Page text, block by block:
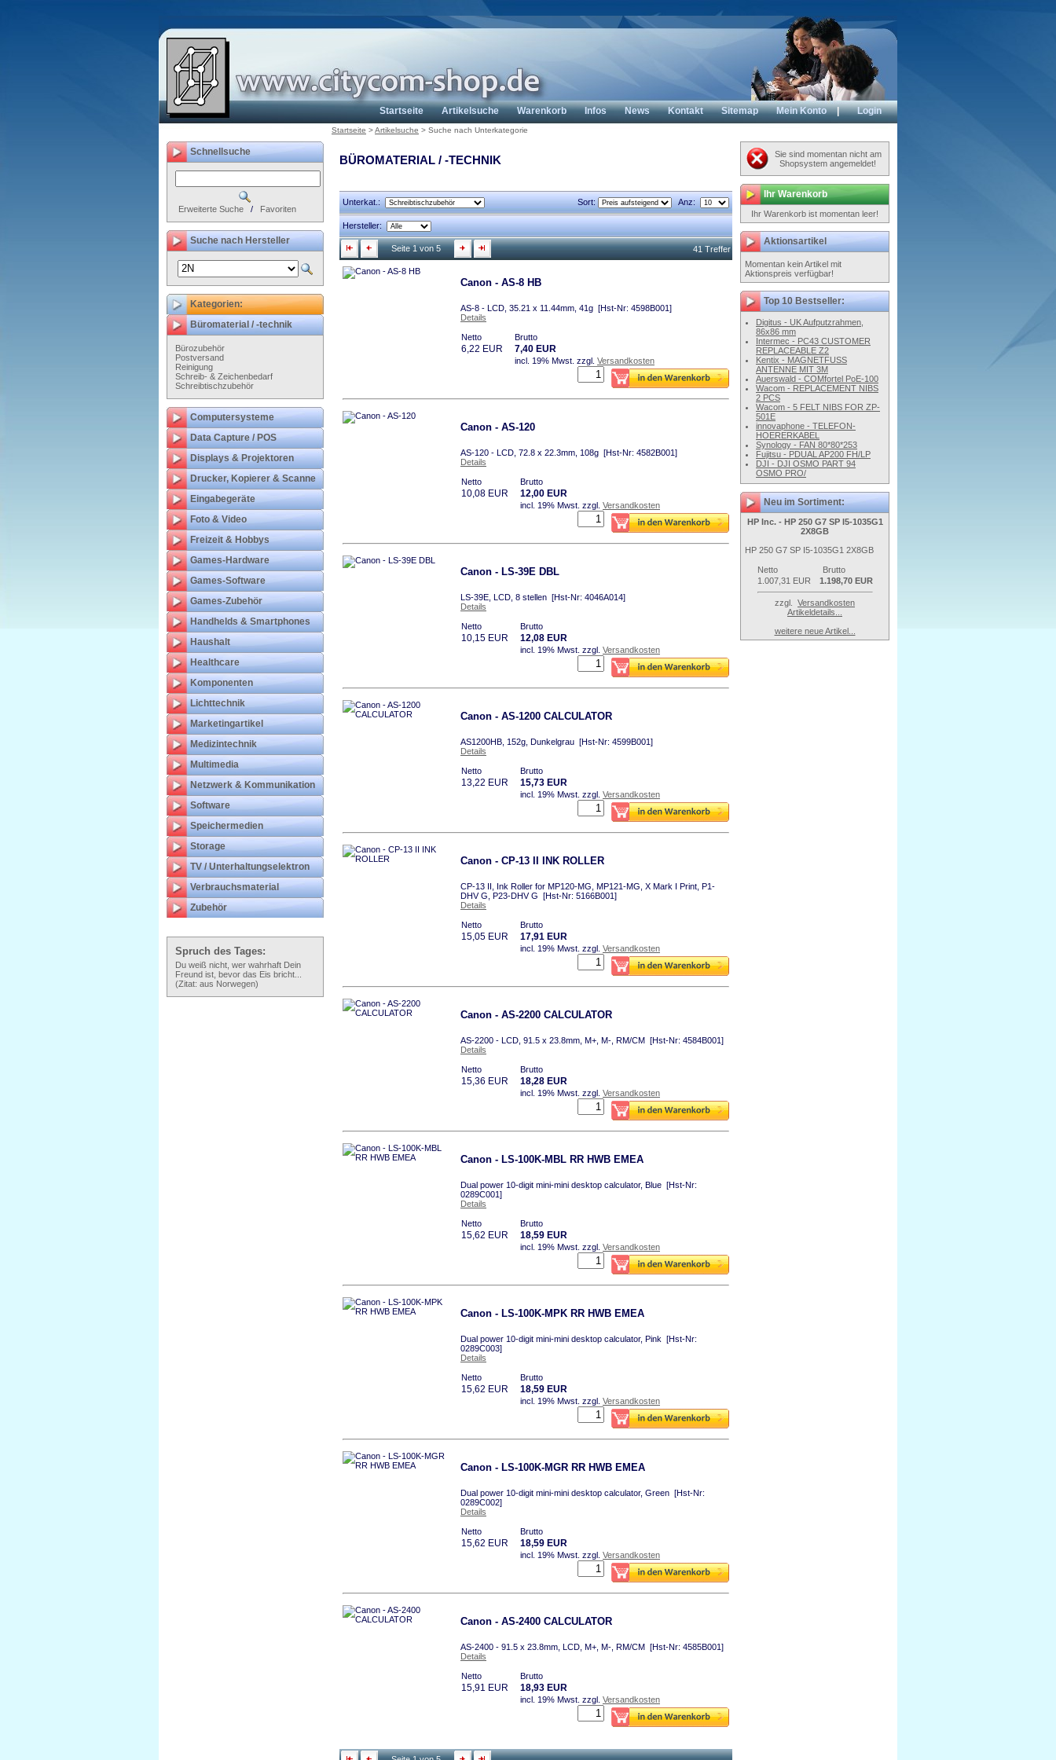
Startseite Artikelsuche Warenkorb Infos News Kontakt Sitemap Mein Konto | Login
Startseite >Artikelsuche > Suche nach Unterkategorie
BÜROMATERIAL / -TECHNIK
Unterkat.: Sort: Anz:
Hersteller:
Seite 1 von 5 41 Treffer
Canon - AS-8 HB
AS-8 - LCD, 35.21 x 11.44mm, 41g [Hst-Nr: 4598B001]
Details
Netto Brutto
6,22 EUR 7,40 EUR
incl. 19% Mwst. zzgl. Versandkosten
Canon - AS-120
AS-120 - LCD, 72.8 x 22.3mm, 108g [Hst-Nr: 4582B001]
Details
Netto Brutto
10,08 EUR 12,00 EUR
incl. 19% Mwst. zzgl. Versandkosten
Canon - LS-39E DBL
LS-39E, LCD, 8 stellen [Hst-Nr: 4046A014]
Details
Netto Brutto
10,15 EUR 12,08 EUR
incl. 19% Mwst. zzgl. Versandkosten
Canon - AS-1200 CALCULATOR
AS1200HB, 152g, Dunkelgrau [Hst-Nr: 4599B001]
Details
Netto Brutto
13,22 EUR 15,73 EUR
incl. 19% Mwst. zzgl. Versandkosten
Canon - CP-13 II INK ROLLER
CP-13 II, Ink Roller for MP120-MG, MP121-MG, X Mark I Print, P1-
DHV G, P23-DHV G [Hst-Nr: 5166B001]
Details
Netto Brutto
15,05 EUR 17,91 EUR
incl. 19% Mwst. zzgl. Versandkosten
Canon - AS-2200 CALCULATOR
AS-2200 - LCD, 91.5 x 23.8mm, M+, M-, RM/CM [Hst-Nr: 4584B001]
Details
Netto Brutto
15,36 EUR 18,28 EUR
incl. 19% Mwst. zzgl. Versandkosten
Canon - LS-100K-MBL RR HWB EMEA
Dual power 10-digit mini-mini desktop calculator, Blue [Hst-Nr:
0289C001]
Details
Netto Brutto
15,62 EUR 18,59 EUR
incl. 19% Mwst. zzgl. Versandkosten
Canon - LS-100K-MPK RR HWB EMEA
Dual power 10-digit mini-mini desktop calculator, Pink [Hst-Nr:
0289C003]
Details
Netto Brutto
15,62 EUR 18,59 EUR
incl. 19% Mwst. zzgl. Versandkosten
Canon - LS-100K-MGR RR HWB EMEA
Dual power 10-digit mini-mini desktop calculator, Green [Hst-Nr:
0289C002]
Details
Netto Brutto
15,62 EUR 18,59 EUR
incl. 19% Mwst. zzgl. Versandkosten
Canon - AS-2400 CALCULATOR
AS-2400 - 91.5 x 23.8mm, LCD, M+, M-, RM/CM [Hst-Nr: 4585B001]
Details
Netto Brutto
15,91 EUR 18,93 EUR
incl. 19% Mwst. zzgl. Versandkosten
Sie sind momentan nicht am
Shopsystem angemeldet!
Ihr Warenkorb
Ihr Warenkorb ist momentan leer!
Aktionsartikel
Momentan kein Artikel mit
Aktionspreis verfügbar!
Top 10 Bestseller:
Digitus - UK Aufputzrahmen,
86x86 mm
Intermec - PC43 CUSTOMER
REPLACEABLE Z2
Kentix - MAGNETFUSS
ANTENNE MIT 3M
Auerswald - COMfortel PoE-100
Wacom - REPLACEMENT NIBS
2 PCS
Wacom - 5 FELT NIBS FOR ZP-
501E
innovaphone - TELEFON-
HOERERKABEL
Synology - FAN 80*80*253
Fujitsu - PDUAL AP200 FH/LP
DJI - DJI OSMO PART 94
OSMO PRO/
Neu im Sortiment:
HP Inc. - HP 250 G7 SP I5-1035G1
2X8GB
HP 250 G7 SP I5-1035G1 2X8GB
Netto
Brutto
1.007,31 EUR
1.198,70 EUR
zzgl. Versandkosten
Artikeldetails...
weitere neue Artikel...
Schnellsuche
Erweiterte Suche / Favoriten
Suche nach Hersteller
Kategorien:
Büromaterial / -technik
Bürozubehör
Postversand
Reinigung
Schreib- & Zeichenbedarf
Schreibtischzubehör
Computersysteme
Data Capture / POS
Displays & Projektoren
Drucker, Kopierer & Scanne
Eingabegeräte
Foto & Video
Freizeit & Hobbys
Games-Hardware
Games-Software
Games-Zubehör
Handhelds & Smartphones
Haushalt
Healthcare
Komponenten
Lichttechnik
Marketingartikel
Medizintechnik
Multimedia
Netzwerk & Kommunikation
Software
Speichermedien
Storage
TV / Unterhaltungselektron
Verbrauchsmaterial
Zubehör
Spruch des Tages:
Du weiß nicht, wer wahrhaft Dein
Freund ist, bevor das Eis bricht...
(Zitat: aus Norwegen)